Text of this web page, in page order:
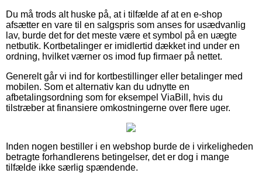
Du må trods alt huske på, at i tilfælde af at en e-shop
afsætter en vare til en salgspris som anses for usædvanlig
lav, burde det for det meste være et symbol på en uægte
netbutik. Kortbetalinger er imidlertid dækket ind under en
ordning, hvilket værner os imod fup firmaer på nettet.
Generelt går vi ind for kortbestillinger eller betalinger med
mobilen. Som et alternativ kan du udnytte en
afbetalingsordning som for eksempel ViaBill, hvis du
tilstræber at finansiere omkostningerne over flere uger.
Inden nogen bestiller i en webshop burde de i virkeligheden
betragte forhandlerens betingelser, det er dog i mange
tilfælde ikke særlig spændende.